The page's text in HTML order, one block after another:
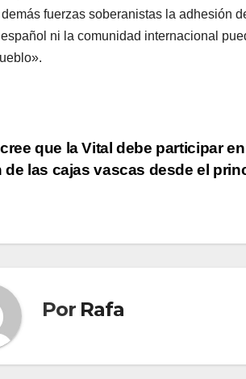
fuerzas soberanistas la adhesión
ni la comunidad internacional
que la Vital debe participar
de las cajas vascas desde el
Por Rafa